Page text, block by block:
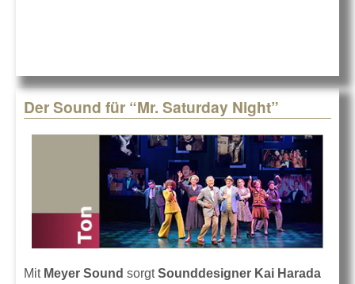
Der Sound für “Mr. Saturday Night”
Mit Meyer Sound sorgtSounddesigner Kai Harada